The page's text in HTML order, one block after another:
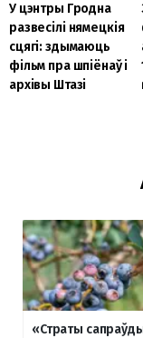
У цэнтры Гродна
развесілі нямецкія
сцягі: здымаюць
фільм пра шпіёнаў і
архівы Штазі
«Страты